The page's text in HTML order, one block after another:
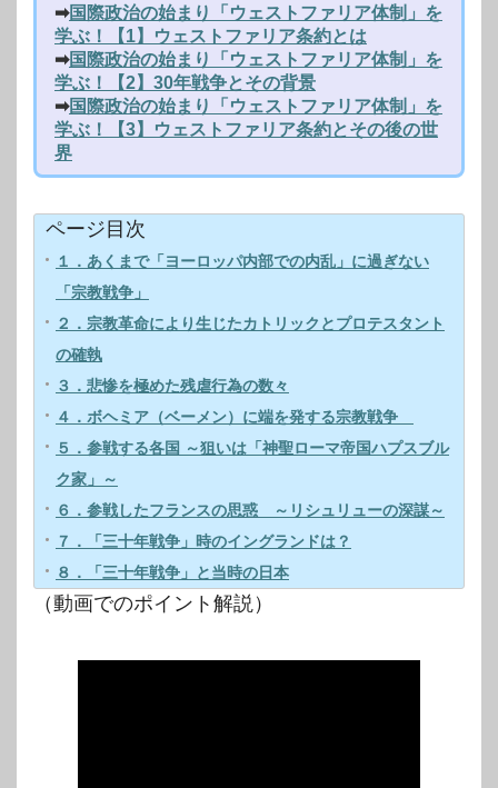
➡国際政治の始まり「ウェストファリア体制」を
学ぶ！【1】ウェストファリア条約とは
➡国際政治の始まり「ウェストファリア体制」を
学ぶ！【2】30年戦争とその背景
➡国際政治の始まり「ウェストファリア体制」を
学ぶ！【3】ウェストファリア条約とその後の世
界
ページ目次
１．あくまで「ヨーロッパ内部での内乱」に過ぎない
「宗教戦争」
２．宗教革命により生じたカトリックとプロテスタント
の確執
３．悲惨を極めた残虐行為の数々
４．ボヘミア（ベーメン）に端を発する宗教戦争
５．参戦する各国 ～狙いは「神聖ローマ帝国ハプスブル
ク家」～
６．参戦したフランスの思惑 ～リシュリューの深謀～
７．「三十年戦争」時のイングランドは？
８．「三十年戦争」と当時の日本
（動画でのポイント解説）